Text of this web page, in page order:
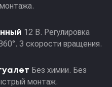
12 В. Регулировка
3 скорости вращения.
Без химии. Без
монтаж.